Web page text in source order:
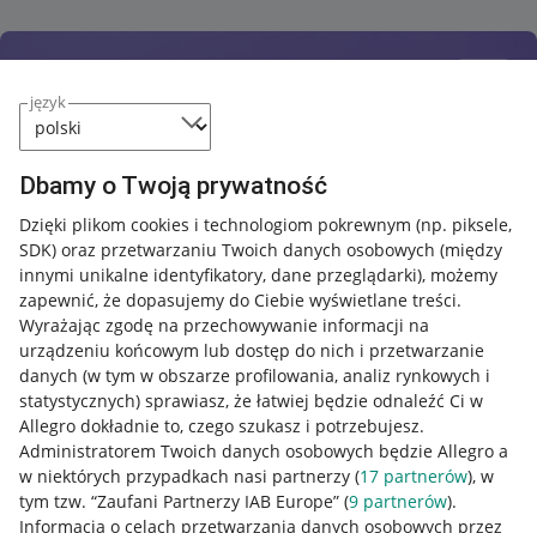
język
Dbamy o Twoją prywatność
Dzięki plikom cookies i technologiom pokrewnym (np. piksele,
SDK) oraz przetwarzaniu Twoich danych osobowych (między
innymi unikalne identyfikatory, dane przeglądarki), możemy
zapewnić, że dopasujemy do Ciebie wyświetlane treści.
Wyrażając zgodę na przechowywanie informacji na
urządzeniu końcowym lub dostęp do nich i przetwarzanie
danych (w tym w obszarze profilowania, analiz rynkowych i
statystycznych) sprawiasz, że łatwiej będzie odnaleźć Ci w
Allegro dokładnie to, czego szukasz i potrzebujesz.
Administratorem Twoich danych osobowych będzie Allegro a
w niektórych przypadkach nasi partnerzy (17 partnerów), w
tym tzw. “Zaufani Partnerzy IAB Europe” (9 partnerów).
Informacja o celach przetwarzania danych osobowych przez
Przydatne informacje